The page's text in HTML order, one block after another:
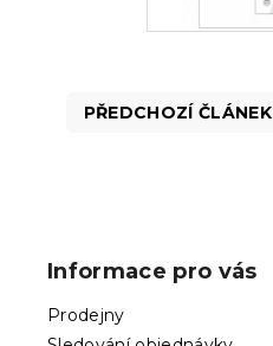
PŘEDCHOZÍ ČLÁNEK
Informace pro vás
Prodejny